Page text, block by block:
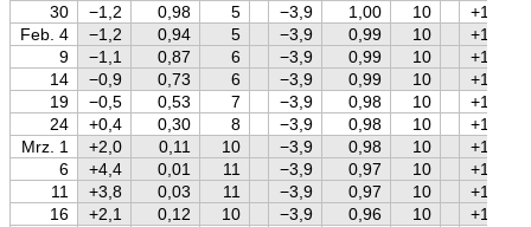
30
−1,2 0,98 5 −3,9 1,00 10
+1,2
Feb. 4
−1,2 0,94 5 −3,9 0,99 10
+1,2
9
−1,1 0,87 6 −3,9 0,99 10
+1,2
14
−0,9 0,73 6 −3,9 0,99 10
+1,2
19
−0,5 0,53 7 −3,9 0,98 10
+1,2
24
+0,4 0,30 8 −3,9 0,98 10
+1,2
Mrz. 1
+2,0 0,11 10 −3,9 0,98 10
+1,2
6
+4,4 0,01 11 −3,9 0,97 10
+1,2
11
+3,8 0,03 11 −3,9 0,97 10
+1,2
16
+2,1 0,12 10 −3,9 0,96 10
+1,2